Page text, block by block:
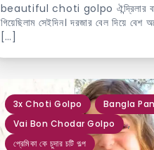
beautiful choti golpo ঐন্দ্রিলার
গিয়েছিলাম সেইদিন। দরজার বেল দিয়ে বেশ
[…]
3x Choti Golpo Bangla
Vai Bon Chodar Golpo ,
প্রেমিকা কে চুদার চটি গল্প